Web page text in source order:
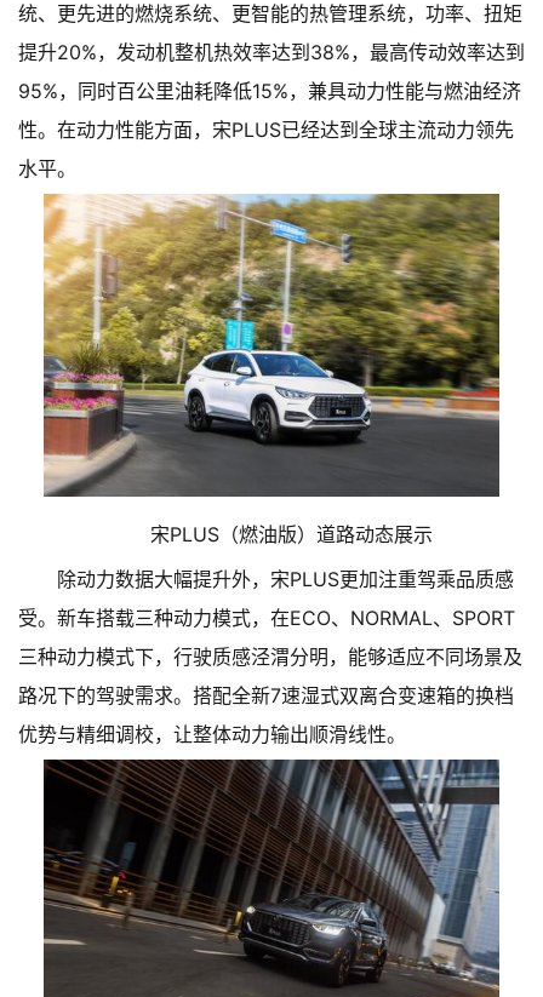
统、更先进的燃烧系统、更智能的热管理系统，功率、扭矩
提升20%，发动机整机热效率达到38%，最高传动效率达到
95%，同时百公里油耗降低15%，兼具动力性能与燃油经济
性。在动力性能方面，宋PLUS已经达到全球主流动力领先
水平。
宋PLUS（燃油版）道路动态展示
除动力数据大幅提升外，宋PLUS更加注重驾乘品质感
受。新车搭载三种动力模式，在ECO、NORMAL、SPORT
三种动力模式下，行驶质感泾渭分明，能够适应不同场景及
路况下的驾驶需求。搭配全新7速湿式双离合变速箱的换档
优势与精细调校，让整体动力输出顺滑线性。